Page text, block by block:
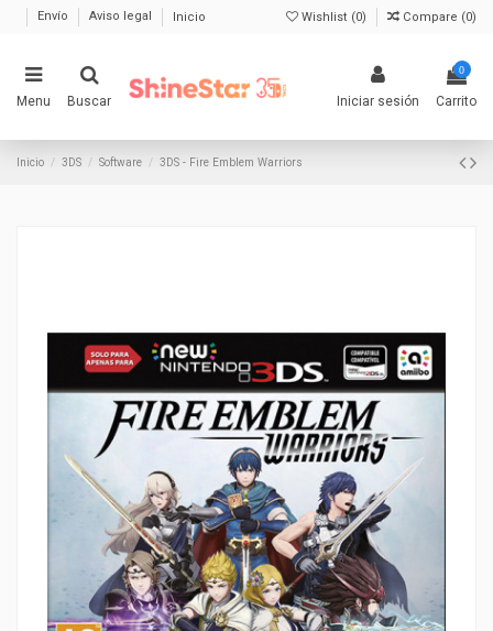
Envío Aviso legal Inicio Wishlist (0) Compare (0)
Menu Buscar Iniciar sesión
0
Carrito
Inicio 3DS Software 3DS - Fire Emblem Warriors